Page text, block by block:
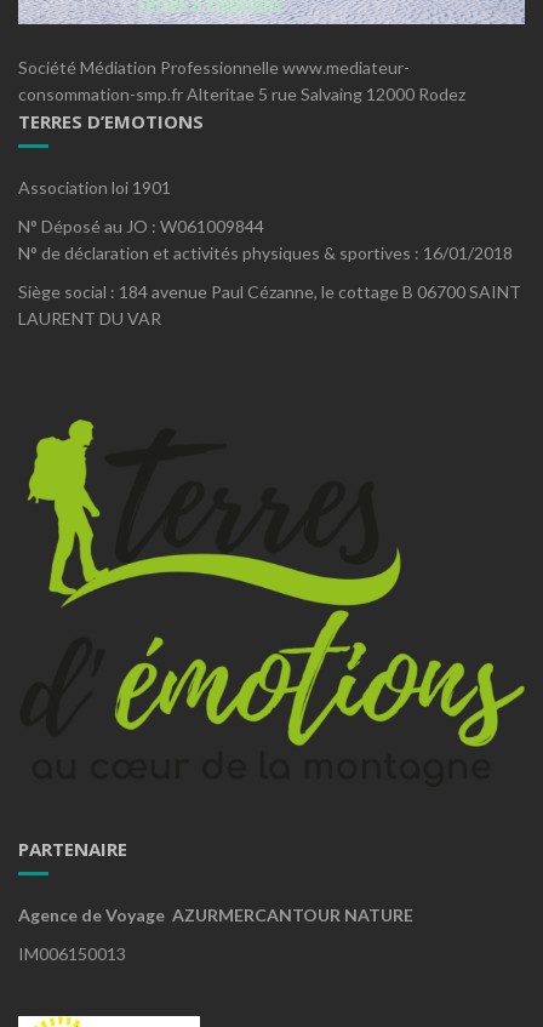
Société Médiation Professionnelle www.mediateur-
consommation-smp.fr Alteritae 5 rue Salvaing 12000 Rodez
TERRES D’EMOTIONS
Association loi 1901
N° Déposé au JO : W061009844
N° de déclaration et activités physiques & sportives : 16/01/2018
Siège social : 184 avenue Paul Cézanne, le cottage B 06700 SAINT
LAURENT DU VAR
PARTENAIRE
Agence de Voyage AZURMERCANTOUR NATURE
IM006150013